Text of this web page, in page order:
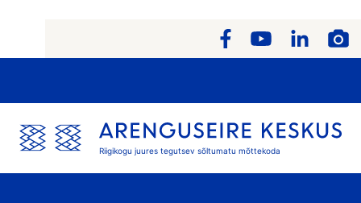
Riigikogu juures tegutsev sõltumatu mõttekoda